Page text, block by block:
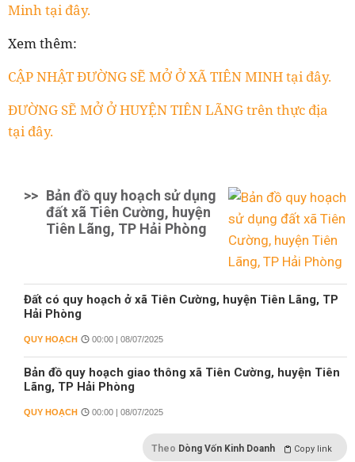
Minh tại đây.
Xem thêm:
CẬP NHẬT ĐƯỜNG SẼ MỞ Ở XÃ TIÊN MINH tại đây.
ĐƯỜNG SẼ MỞ Ở HUYỆN TIÊN LÃNG trên thực địa
tại đây.
>> Bản đồ quy hoạch sử dụng
đất xã Tiên Cường, huyện
Tiên Lãng, TP Hải Phòng
Đất có quy hoạch ở xã Tiên Cường, huyện Tiên Lãng, TP
Hải Phòng
QUY HOẠCH 00:00 | 08/07/2025
Bản đồ quy hoạch giao thông xã Tiên Cường, huyện Tiên
Lãng, TP Hải Phòng
QUY HOẠCH 00:00 | 08/07/2025
Theo Dòng Vốn Kinh Doanh Copy link